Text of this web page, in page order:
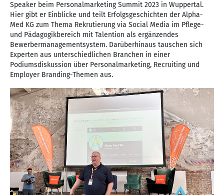
Speaker beim Personalmarketing Summit 2023 in Wuppertal.
Hier gibt er Einblicke und teilt Erfolgsgeschichten der Alpha-
Med KG zum Thema Rekrutierung via Social Media im Pflege-
und Pädagogikbereich mit Talention als ergänzendes
Bewerbermanagementsystem. Darüberhinaus tauschen sich
Experten aus unterschiedlichen Branchen in einer
Podiumsdiskussion über Personalmarketing, Recruiting und
Employer Branding-Themen aus.